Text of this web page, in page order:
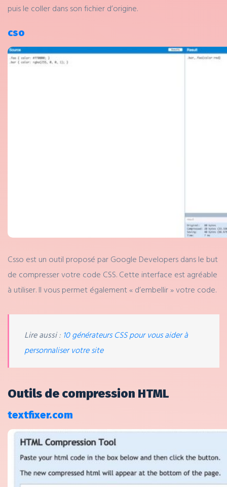
puis le coller dans son fichier d’origine.
cso
Csso est un outil proposé par Google Developers dans le but
de compresser votre code CSS. Cette interface est agréable
à utiliser. Il vous permet également « d’embellir » votre code.
Lire aussi: 10 générateurs CSS pour vous aider à
personnaliser votre site
Outils de compression HTML
textfixer.com